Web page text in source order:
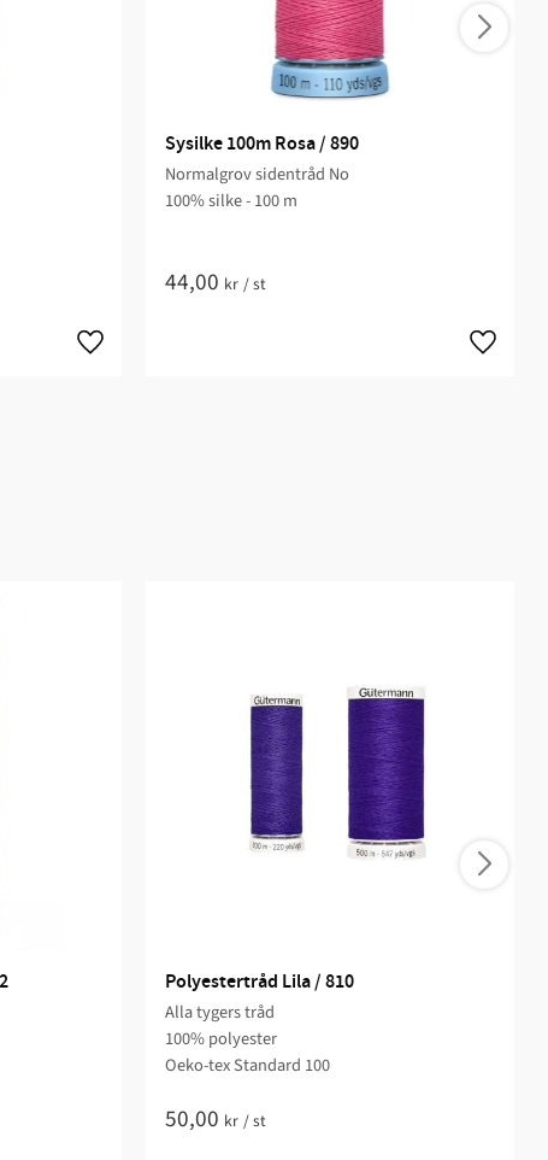
Sysilke 100m Rosa / 890
Normalgrov sidentråd No
100% silke - 100 m
44,00 kr /st
Polyestertråd Lila / 810
Alla tygers tråd
100% polyester
Oeko-tex Standard 100
50,00 kr /st